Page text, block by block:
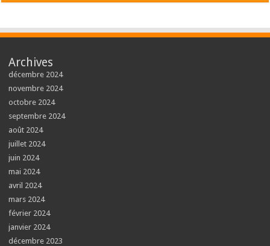
Archives
décembre 2024
novembre 2024
octobre 2024
septembre 2024
août 2024
juillet 2024
juin 2024
mai 2024
avril 2024
mars 2024
février 2024
janvier 2024
décembre 2023